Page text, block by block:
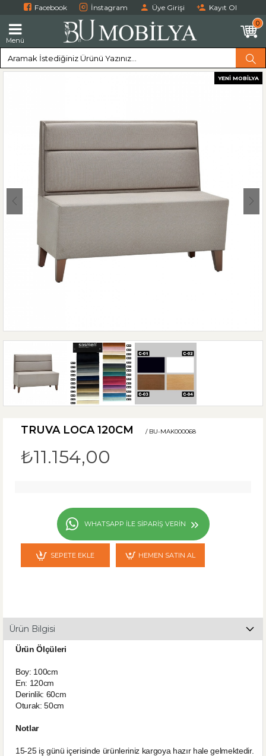
Facebook İnstagram Üye Girişi Kayıt Ol
Menü
0
YENI MOBILYA
TRUVA LOCA 120CM / BU-MAK000068
WHATSAPP ILE SIPARIŞ VERIN
₺11.154,00
SEPETE EKLE HEMEN SATIN AL
Ürün Bilgisi
Ürün Ölçüleri
Boy: 100cm
En: 120cm
Derinlik: 60cm
Oturak: 50cm
Notlar
15-25 iş günü içerisinde ürünleriniz kargoya hazır hale gelmektedir.